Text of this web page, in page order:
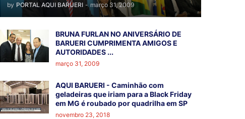
by PORTAL AQUI BARUERI - março 31, 2009
BRUNA FURLAN NO ANIVERSÁRIO DE
BARUERI CUMPRIMENTA AMIGOS E
AUTORIDADES ...
março 31, 2009
AQUI BARUERI - Caminhão com
geladeiras que iriam para a Black Friday
em MG é roubado por quadrilha em SP
novembro 23, 2018